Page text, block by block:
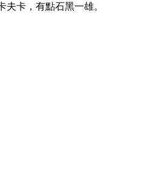
卡，有點石黑一雄。